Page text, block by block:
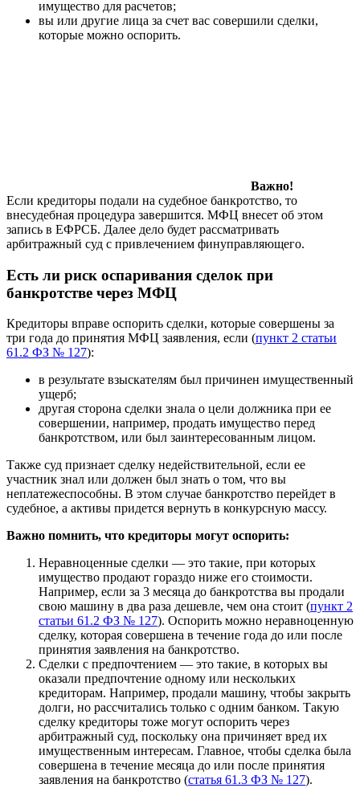
имущество для расчетов;
вы или другие лица за счет вас совершили сделки,
которые можно оспорить.
Важно!
Если кредиторы подали на судебное банкротство, то
внесудебная процедура завершится. МФЦ внесет об этом
запись в ЕФРСБ. Далее дело будет рассматривать
арбитражный суд с привлечением финуправляющего.
Есть ли риск оспаривания сделок при
банкротстве через МФЦ
Кредиторы вправе оспорить сделки, которые совершены за
три года до принятия МФЦ заявления, если (пункт 2 статьи
61.2 ФЗ № 127):
в результате взыскателям был причинен имущественный
ущерб;
другая сторона сделки знала о цели должника при ее
совершении, например, продать имущество перед
банкротством, или был заинтересованным лицом.
Также суд признает сделку недействительной, если ее
участник знал или должен был знать о том, что вы
неплатежеспособны. В этом случае банкротство перейдет в
судебное, а активы придется вернуть в конкурсную массу.
Важно помнить, что кредиторы могут оспорить:
Неравноценные сделки — это такие, при которых
имущество продают гораздо ниже его стоимости.
Например, если за 3 месяца до банкротства вы продали
свою машину в два раза дешевле, чем она стоит (пункт 2
статьи 61.2 ФЗ № 127). Оспорить можно неравноценную
сделку, которая совершена в течение года до или после
принятия заявления на банкротство.
Сделки с предпочтением — это такие, в которых вы
оказали предпочтение одному или нескольких
кредиторам. Например, продали машину, чтобы закрыть
долги, но рассчитались только с одним банком. Такую
сделку кредиторы тоже могут оспорить через
арбитражный суд, поскольку она причиняет вред их
имущественным интересам. Главное, чтобы сделка была
совершена в течение месяца до или после принятия
заявления на банкротство (статья 61.3 ФЗ № 127).